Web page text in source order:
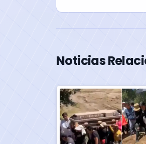
Noticias